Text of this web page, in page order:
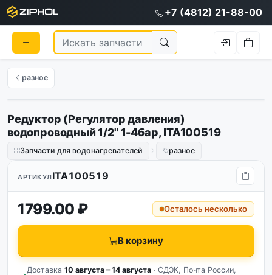
+7 (4812) 21-88-00
разное
Редуктор (Регулятор давления)
водопроводный 1/2" 1-4бар, ITA100519
Запчасти для водонагревателей разное
АРТИКУЛITA100519
1799.00 ₽ Осталось несколько
В корзину
Доставка 10 августа – 14 августа · СДЭК, Почта России,